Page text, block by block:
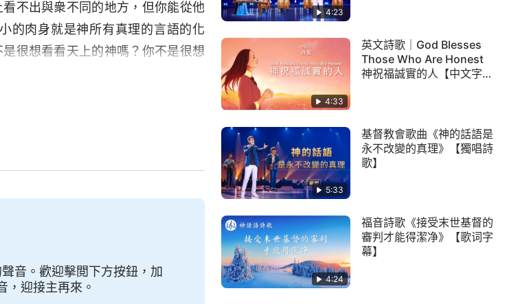
不出與衆不同的地方，但你能從他
的肉身就是神所有真理的言語的化
很想看看天上的神嗎？你不是很想
從未有人能告訴你的秘密，他還會
他并不是一個人所認為的簡單的肉
中聽見神在發怒，又知道神在憐憫
道嗎？神在人中間作了很大的事》
音。歡迎擊閲下方按鈕，加
，迎接主再來。
4:23
4:33
英文詩歌｜God Blesses
Those Who Are Honest
神祝福誠實的人【中文字
5:33
基督教會歌曲《神的話語是
永不改變的真理》【獨唱詩
歌】
4:24
福音詩歌《接受末世基督的
審判才能得潔净》【歌词字
幕】